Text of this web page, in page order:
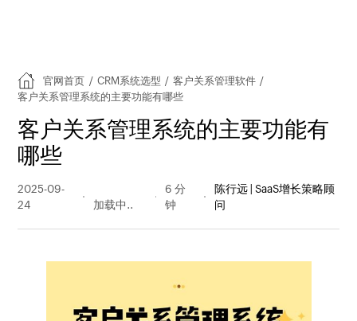
官网首页 / CRM系统选型 / 客户关系管理软件 /
客户关系管理系统的主要功能有哪些
客户关系管理系统的主要功能有
哪些
2025-09-
24
量
6 分
钟
陈行远 | SaaS增长策略顾
问